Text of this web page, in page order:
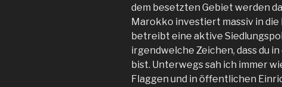
dem besetzten Gebiet werden
Marokko investiert massiv in
betreibt eine aktive
irgendwelche Zeichen, dass du
bist. Unterwegs sah ich immer
Flaggen und in öffentlichen